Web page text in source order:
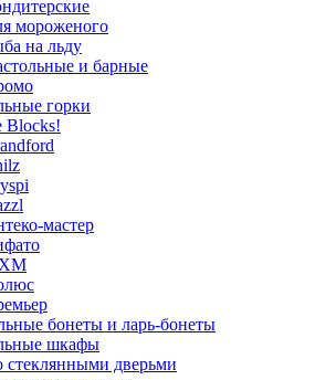
мороженого
на льду
и барные
горки
Blocks!
мастер
бонеты и ларь-бонеты
шкафы
стеклянными дверьми